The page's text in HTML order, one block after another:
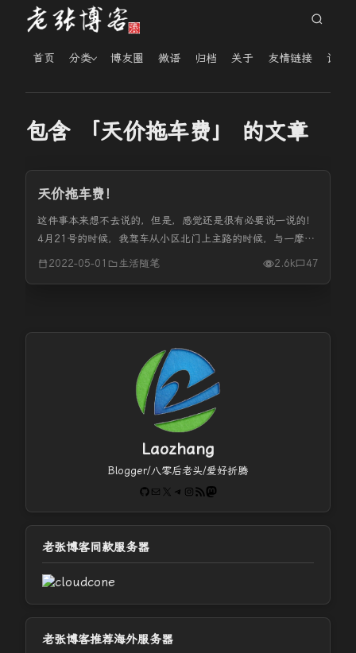
首页 分类 博友圈 微语 归档 关于 友情链接 读者
包含 「天价拖车费」 的文章
天价拖车费！
这件事本来想不去说的，但是，感觉还是很有必要说一说的！
4月21号的时候，我驾车从小区北门上主路的时候，与一摩托
车发生了交通事故。《交通事故》发生之后，我选择了报警处
2022-05-01 生活随笔 2.6k 47
Laozhang
Blogger/八零后老头/爱好折腾
GitHub
电子邮件 X Telegram
Instagram
RSS FeedMastodon
老张博客同款服务器
老张博客推荐海外服务器